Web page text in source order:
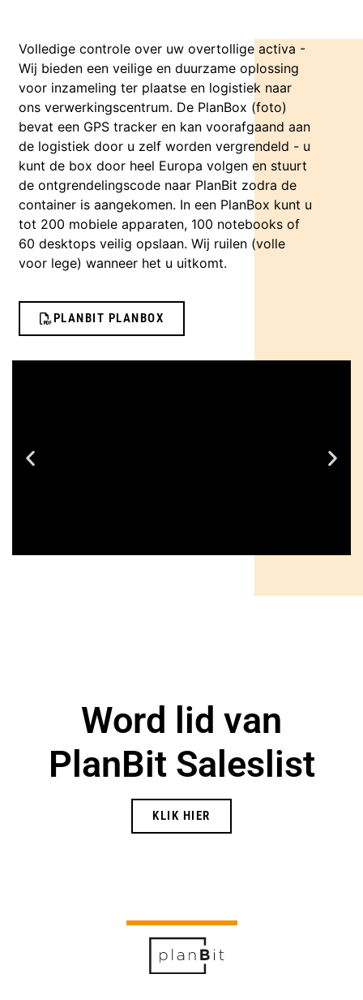
Volledige controle over uw overtollige activa -
Wij bieden een veilige en duurzame oplossing
voor inzameling ter plaatse en logistiek naar
ons verwerkingscentrum. De PlanBox (foto)
bevat een GPS tracker en kan voorafgaand aan
de logistiek door u zelf worden vergrendeld - u
kunt de box door heel Europa volgen en stuurt
de ontgrendelingscode naar PlanBit zodra de
container is aangekomen. In een PlanBox kunt u
tot 200 mobiele apparaten, 100 notebooks of
60 desktops veilig opslaan. Wij ruilen (volle
voor lege) wanneer het u uitkomt.
PLANBIT PLANBOX
Word lid van
PlanBit Saleslist
KLIK HIER